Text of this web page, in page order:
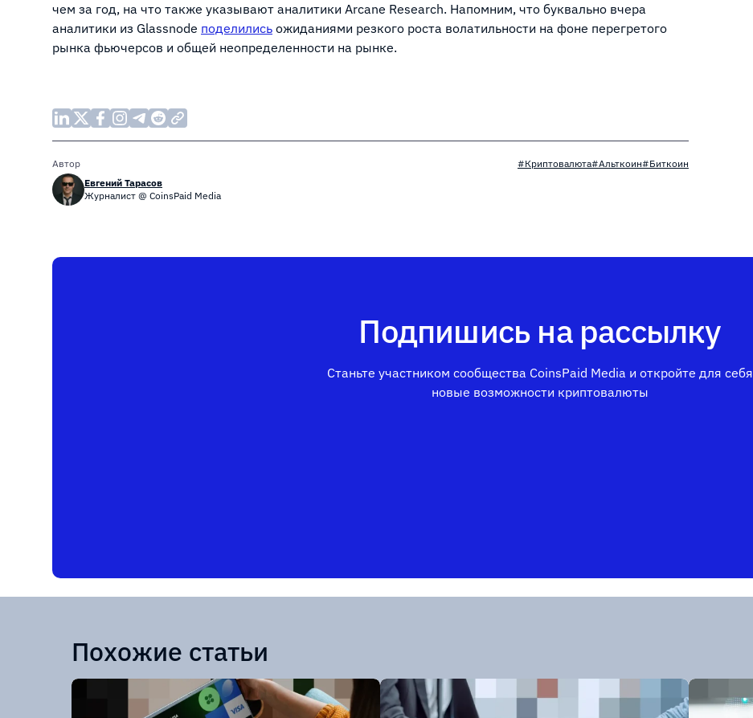
чем за год, на что также указывают аналитики Arcane Research. Напомним, что буквально вчера
аналитики из Glassnode поделились ожиданиями резкого роста волатильности на фоне перегретого
рынка фьючерсов и общей неопределенности на рынке.
Автор
Евгений Тарасов
Журналист @ CoinsPaid Media
#Криптовалюта#Альткоин#Биткоин
Подпишись на рассылку
Станьте участником сообщества CoinsPaid Media и откройте для себя
новые возможности криптовалюты
Похожие статьи